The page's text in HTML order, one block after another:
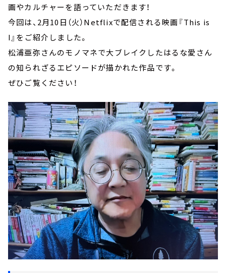
画やカルチャーを語っていただきます！
今回は、2月10日（火）Netflixで配信される映画『This is
I』をご紹介しました。
松浦亜弥さんのモノマネで大ブレイクしたはるな愛さん
の知られざるエピソードが描かれた作品です。
ぜひご覧ください！